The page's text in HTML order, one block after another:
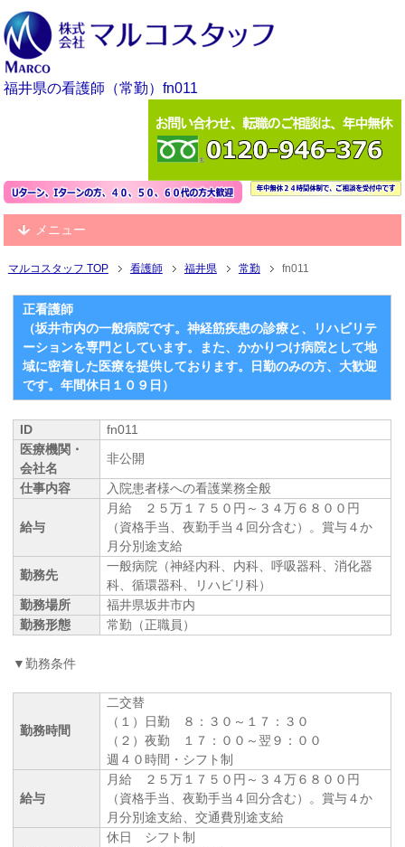
福井県の看護師（常勤）fn011
メニュー
マルコスタッフ TOP 看護師 福井県 常勤 fn011
正看護師
（坂井市内の一般病院です。神経筋疾患の診療と、リハビリテ
ーションを専門としています。また、かかりつけ病院として地
域に密着した医療を提供しております。日勤のみの方、大歓迎
です。年間休日１０９日）
ID
fn011
医療機関・
会社名
非公開
仕事内容 入院患者様への看護業務全般
給与
月給 ２５万１７５０円～３４万６８００円
（資格手当、夜勤手当４回分含む）。賞与４か
月分別途支給
勤務先
一般病院（神経内科、内科、呼吸器科、消化器
科、循環器科、リハビリ科）
勤務場所
福井県坂井市内
勤務形態
常勤（正職員）
▼勤務条件
勤務時間
二交替
（１）日勤 ８：３０～１７：３０
（２）夜勤 １７：００～翌９：００
週４０時間・シフト制
給与
月給 ２５万１７５０円～３４万６８００円
（資格手当、夜勤手当４回分含む）。賞与４か
月分別途支給、交通費別途支給
休日 シフト制